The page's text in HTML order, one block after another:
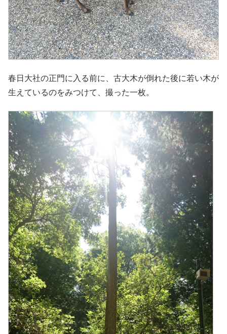
春日大社の正門に入る前に、古大木が倒れた後に若い木が
生えているのをみつけて、撮った一枚。